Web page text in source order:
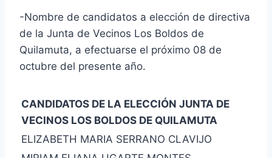
-Nombre de candidatos a elección de directiva
de la Junta de Vecinos Los Boldos de
Quilamuta, a efectuarse el próximo 08 de
octubre del presente año.
CANDIDATOS DE LA ELECCIÓN JUNTA DE
VECINOS LOS BOLDOS DE QUILAMUTA
ELIZABETH MARIA SERRANO CLAVIJO